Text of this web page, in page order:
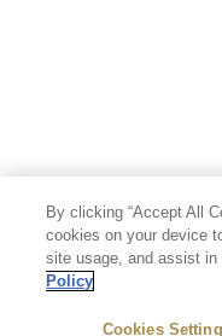
芸術・アート
写真集
医学・福祉
By clicking “Accept All
cookies on your device
site usage, and assist
Policy
Cookies